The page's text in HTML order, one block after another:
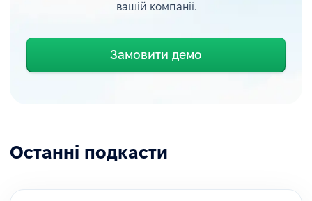
вашій компанії.
Замовити демо
Останні подкасти